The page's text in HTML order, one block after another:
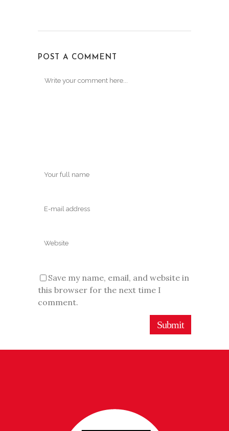
POST A COMMENT
Save my name, email, and website in
this browser for the next time I
comment.